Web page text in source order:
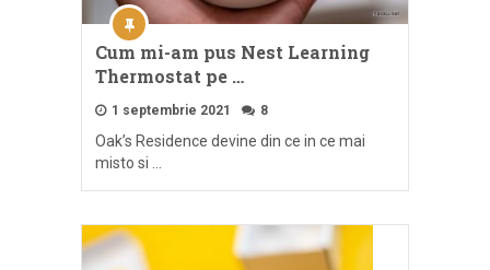
Cum mi-am pus Nest Learning
Thermostat pe …
1 septembrie 2021 8
Oak’s Residence devine din ce in ce mai
misto si …